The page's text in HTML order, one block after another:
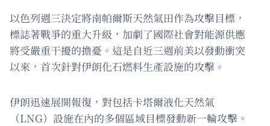
以色列週三決定將南帕爾斯天然氣田作為攻擊目標，
標誌著戰爭的重大升級，加劇了國際社會對能源供應
將受嚴重干擾的擔憂。這是自近三週前美以發動衝突
以來，首次針對伊朗化石燃料生產設施的攻擊。
伊朗迅速展開報復，對包括卡塔爾液化天然氣
（LNG）設施在內的多個區域目標發動新一輪攻擊。